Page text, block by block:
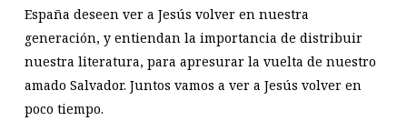
España deseen ver a Jesús volver en nuestra
generación, y entiendan la importancia de distribuir
nuestra literatura, para apresurar la vuelta de nuestro
amado Salvador. Juntos vamos a ver a Jesús volver en
poco tiempo.